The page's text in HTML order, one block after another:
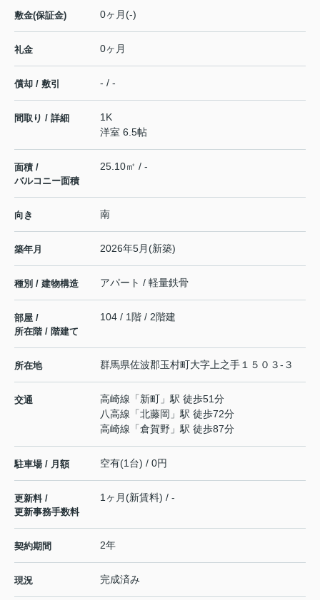
敷金(保証金) 0ヶ月(-)
礼金 0ヶ月
償却 / 敷引 - / -
間取り / 詳細
1K
洋室 6.5帖
面積 /
バルコニー面積
25.10㎡ / -
向き 南
築年月 2026年5月(新築)
種別 / 建物構造 アパート / 軽量鉄骨
部屋 /
所在階 / 階建て
104 / 1階 / 2階建
所在地 群馬県佐波郡玉村町大字上之手 １５０３-３
交通 高崎線 「新町 」駅 徒歩51分
八高線 「北藤岡 」駅 徒歩72分
高崎線 「倉賀野 」駅 徒歩87分
駐車場 / 月額 空有(1台) / 0円
更新料 /
更新事務手数料
1ヶ月(新賃料) / -
契約期間 2年
現況 完成済み